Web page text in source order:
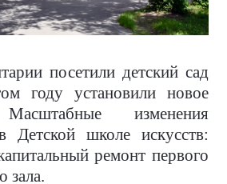
посетили детский сад
году установили новое
изменения
школе искусств:
ремонт первого
зала.